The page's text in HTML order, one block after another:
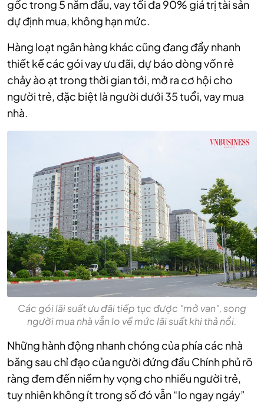
gốc trong 5 năm đầu, vay tối đa 90% giá trị tài sản
dự định mua, không hạn mức.
Hàng loạt ngân hàng khác cũng đang đẩy nhanh
thiết kế các gói vay ưu đãi, dự báo dòng vốn rẻ
chảy ào ạt trong thời gian tới, mở ra cơ hội cho
người trẻ, đặc biệt là người dưới 35 tuổi, vay mua
nhà.
Các gói lãi suất ưu đãi tiếp tục được "mở van", song
người mua nhà vẫn lo về mức lãi suất khi thả nổi.
Những hành động nhanh chóng của phía các nhà
băng sau chỉ đạo của người đứng đầu Chính phủ rõ
ràng đem đến niềm hy vọng cho nhiều người trẻ,
tuy nhiên không ít trong số đó vẫn “lo ngay ngáy”